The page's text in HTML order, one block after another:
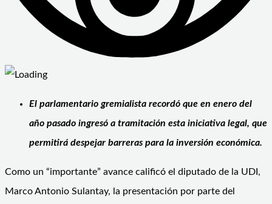
El parlamentario gremialista recordó que en enero del
año pasado ingresó a tramitación esta iniciativa legal, que
permitirá despejar barreras para la inversión económica.
Como un “importante” avance calificó el diputado de la UDI,
Marco Antonio Sulantay, la presentación por parte del